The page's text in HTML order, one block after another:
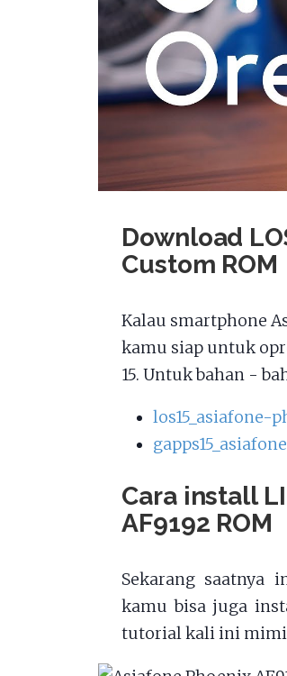
Download
Custom ROM
Kalau smartphone
kamu siap untuk
15. Untuk bahan -
los15_asiafone-
Cara install
AF9192 ROM
Sekarang saatnya
kamu bisa juga
tutorial kali ini